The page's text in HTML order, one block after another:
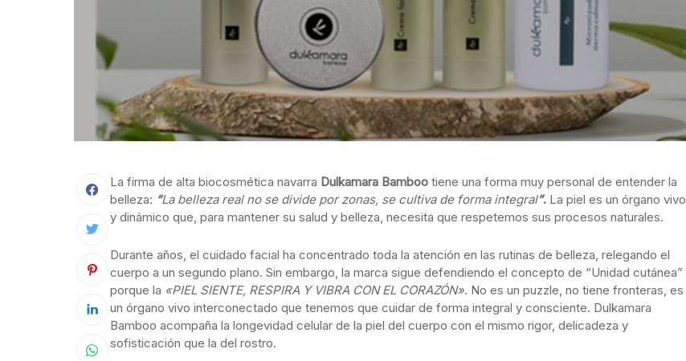
La firma de alta biocosmética navarra Dulkamara Bamboo tiene una forma muy personal de entender la
belleza: “La belleza real no se divide por zonas, se cultiva de forma integral”. La piel es un órgano vivo
y dinámico que, para mantener su salud y belleza, necesita que respetemos sus procesos naturales.
Durante años, el cuidado facial ha concentrado toda la atención en las rutinas de belleza, relegando el
cuerpo a un segundo plano. Sin embargo, la marca sigue defendiendo el concepto de “Unidad cutánea”
porque la «PIEL SIENTE, RESPIRA Y VIBRA CON EL CORAZÓN». No es un puzzle, no tiene fronteras, es
un órgano vivo interconectado que tenemos que cuidar de forma integral y consciente. Dulkamara
Bamboo acompaña la longevidad celular de la piel del cuerpo con el mismo rigor, delicadeza y
sofisticación que la del rostro.